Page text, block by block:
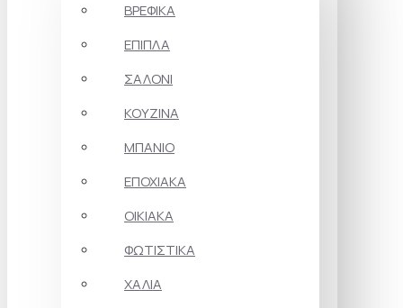
ΒΡΕΦΙΚΑ
ΕΠΙΠΛΑ
ΣΑΛΟΝΙ
ΚΟΥΖΙΝΑ
ΜΠΑΝΙΟ
ΕΠΟΧΙΑΚΑ
ΟΙΚΙΑΚΑ
ΦΩΤΙΣΤΙΚΑ
ΧΑΛΙΑ